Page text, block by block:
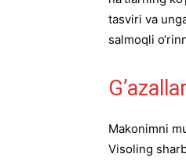
tasviri va
salmoqli
Makonimni
Visoling